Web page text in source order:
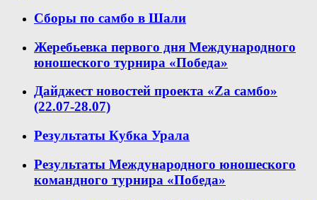
Сборы по самбо в Шали
Жеребьевка первого дня Международного
юношеского турнира «Победа»
Дайджест новостей проекта «Zа самбо»
(22.07-28.07)
Результаты Кубка Урала
Результаты Международного юношеского
командного турнира «Победа»